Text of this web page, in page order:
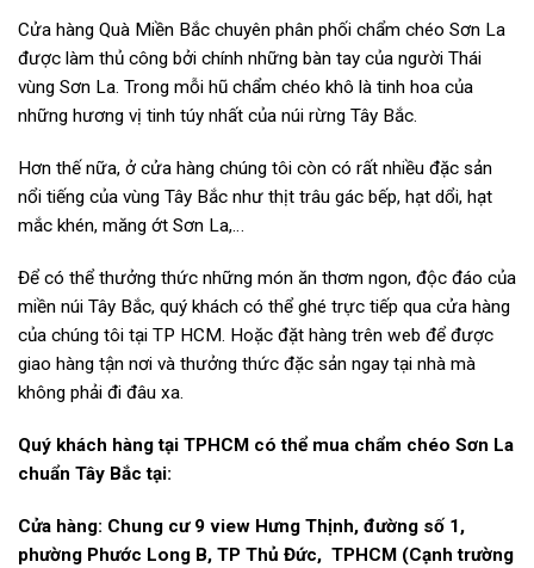
Cửa hàng Quà Miền Bắc chuyên phân phối chẩm chéo Sơn La
được làm thủ công bởi chính những bàn tay của người Thái
vùng Sơn La. Trong mỗi hũ chẩm chéo khô là tinh hoa của
những hương vị tinh túy nhất của núi rừng Tây Bắc.
Hơn thế nữa, ở cửa hàng chúng tôi còn có rất nhiều đặc sản
nổi tiếng của vùng Tây Bắc như thịt trâu gác bếp, hạt dổi, hạt
mắc khén, măng ớt Sơn La,…
Để có thể thưởng thức những món ăn thơm ngon, độc đáo của
miền núi Tây Bắc, quý khách có thể ghé trực tiếp qua cửa hàng
của chúng tôi tại TP HCM. Hoặc đặt hàng trên web để được
giao hàng tận nơi và thưởng thức đặc sản ngay tại nhà mà
không phải đi đâu xa.
Quý khách hàng tại TPHCM có thể mua chẩm chéo Sơn La
chuẩn Tây Bắc tại:
Cửa hàng: Chung cư 9 view Hưng Thịnh, đường số 1,
phường Phước Long B, TP Thủ Đức, TPHCM (Cạnh trường